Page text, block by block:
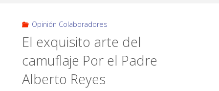
Opinión Colaboradores
El exquisito arte del
camuflaje Por el Padre
Alberto Reyes